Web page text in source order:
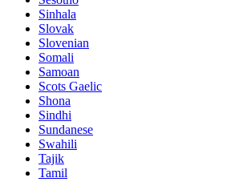
Sinhala
Slovak
Slovenian
Somali
Samoan
Scots Gaelic
Shona
Sindhi
Sundanese
Swahili
Tajik
Tamil